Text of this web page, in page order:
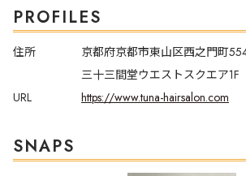
PROFILES
住所
京都府京都市東山区西之門町
三十三間堂ウエストスクエア1F
URL
https://www.tuna-hairsalon.com
SNAPS